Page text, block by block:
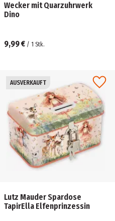
Wecker mit Quarzuhrwerk
Dino
9,99 € / 1 Stk.
AUSVERKAUFT
Lutz Mauder Spardose
TapirElla Elfenprinzessin